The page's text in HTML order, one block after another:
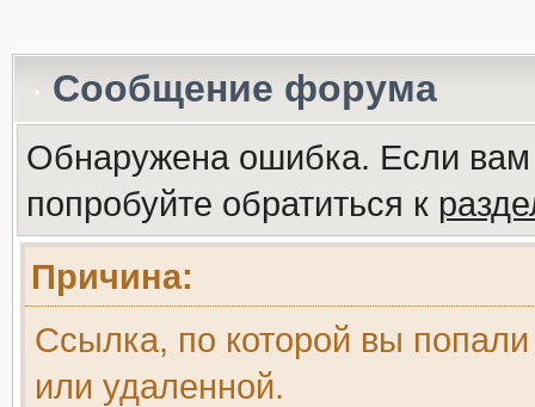
Сообщение форума
Обнаружена ошибка. Если
попробуйте обратиться к
Причина:
Ссылка, по которой вы
или удаленной.